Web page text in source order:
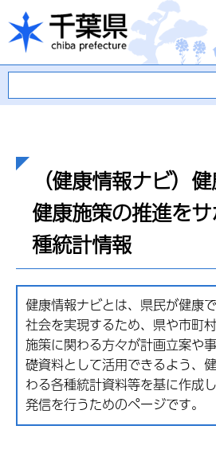
千葉県
（健康情報ナビ）
健康施策の推進を
種統計情報
健康情報ナビとは、県民が健康
社会を実現するため、県や市町
施策に関わる方々が計画立案や
礎資料として活用できるよう、
わる各種統計資料等を基に作成
発信を行うためのページです。